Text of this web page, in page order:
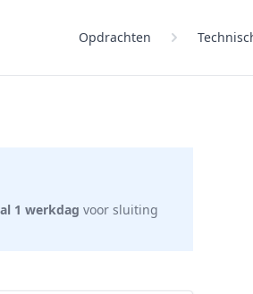
Opdrachten
1 werkdag voor sluiting